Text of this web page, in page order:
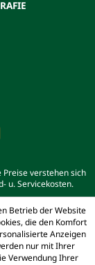
Preise verstehen sich
u. Servicekosten.
Betrieb der Website
die den Komfort
Anzeigen
nur mit Ihrer
Verwendung Ihrer